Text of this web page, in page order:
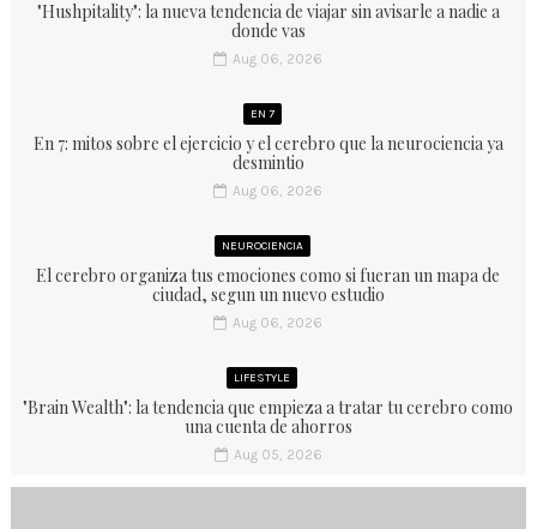
"Hushpitality": la nueva tendencia de viajar sin avisarle a nadie a
donde vas
Aug 06, 2026
EN 7
En 7: mitos sobre el ejercicio y el cerebro que la neurociencia ya
desmintio
Aug 06, 2026
NEUROCIENCIA
El cerebro organiza tus emociones como si fueran un mapa de
ciudad, segun un nuevo estudio
Aug 06, 2026
LIFESTYLE
"Brain Wealth": la tendencia que empieza a tratar tu cerebro como
una cuenta de ahorros
Aug 05, 2026